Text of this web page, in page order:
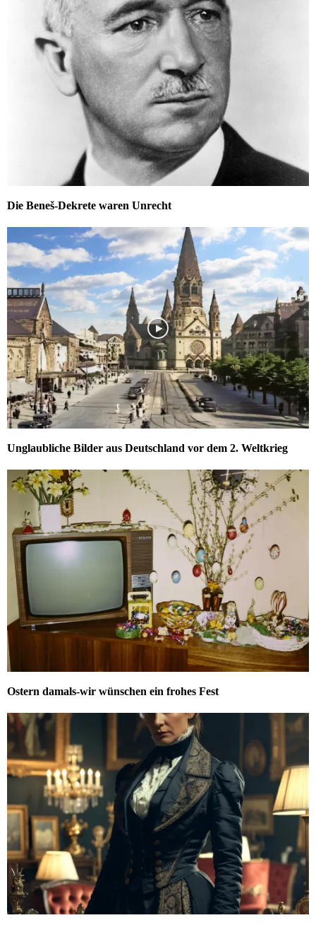
Die Beneš-Dekrete waren Unrecht
Unglaubliche Bilder aus Deutschland vor dem 2. Weltkrieg
Ostern damals-wir wünschen ein frohes Fest